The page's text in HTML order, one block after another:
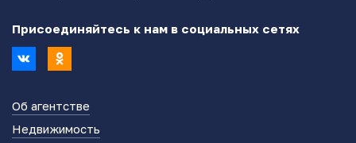
Присоединяйтесь к нам в социальных сетях
Об агентстве
Недвижимость